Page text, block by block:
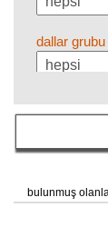
dallar grubu
dil
bulunmuş